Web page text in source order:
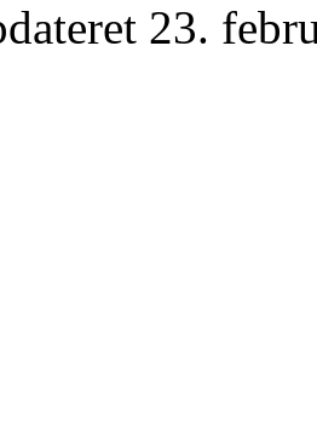
23.